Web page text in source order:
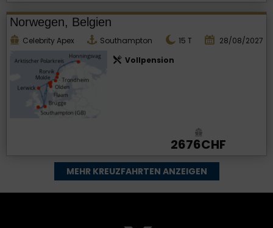
Norwegen, Belgien
Celebrity Apex Southampton 15 T
28/08/2027
Vollpension
2676CHF
MEHR KREUZFAHRTEN ANZEIGEN